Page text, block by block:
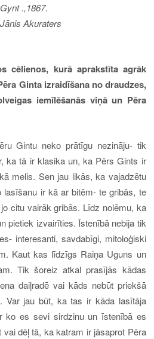
.,1867.
Akuraters
cēlienos, kurā aprakstīta agrāk
Ginta izraidīšana no draudzes,
iemīlēšanās viņā un Pēra
Gintu neko prātīgu nezināju- tik
ka tā ir klasika un, ka Pērs Gints ir
melis. Sen jau likās, ka vajadzētu
lasīšanu ir kā ar bitēm- te gribās, te
citu vairāk gribās. Līdz nolēmu, ka
pietiek izvairīties. Īstenībā nebija tik
interesanti, savdabīgi, mitoloģiski
Kaut kas līdzīgs Raiņa Uguns un
Tik šoreiz atkal prasījās kādas
daiļradē vai kāds nebūt priekšā
Var jau būt, ka tas ir kāda lasītāja
ko es sevi sirdzinu un īstenībā es
dēļ tā, ka katram ir jāsaprot Pēra